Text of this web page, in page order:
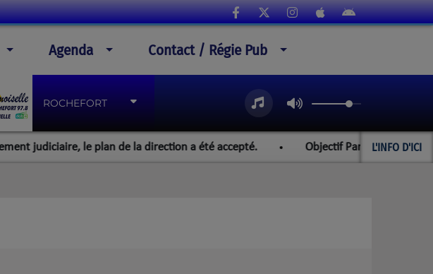
Agenda Contact / Régie Pub
ROCHEFORT
L'INFO D'ICI
le plan de la direction a été accepté. Objectif Paraguay et les